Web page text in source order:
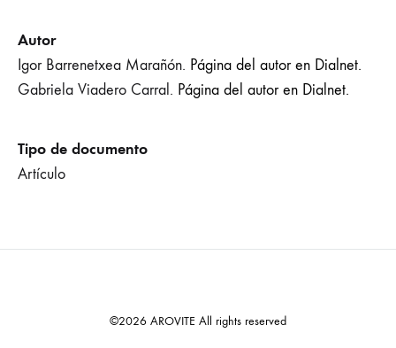
Autor
Igor Barrenetxea Marañón. Página del autor en Dialnet.
Gabriela Viadero Carral. Página del autor en Dialnet.
Tipo de documento
Artículo
©2026 AROVITE All rights reserved